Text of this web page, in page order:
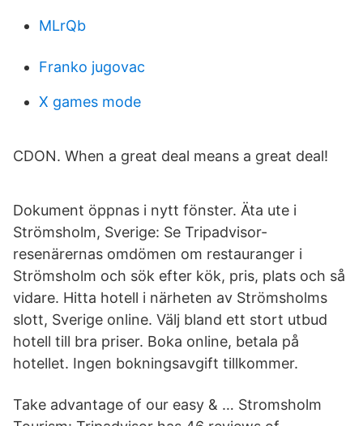
MLrQb
Franko jugovac
X games mode
CDON. When a great deal means a great deal!
Dokument öppnas i nytt fönster. Äta ute i
Strömsholm, Sverige: Se Tripadvisor-
resenärernas omdömen om restauranger i
Strömsholm och sök efter kök, pris, plats och så
vidare. Hitta hotell i närheten av Strömsholms
slott, Sverige online. Välj bland ett stort utbud
hotell till bra priser. Boka online, betala på
hotellet. Ingen bokningsavgift tillkommer.
Take advantage of our easy & … Stromsholm